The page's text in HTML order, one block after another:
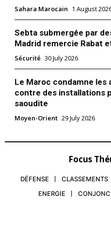
Sahara Marocain 1 August
Sebta submergée par
Madrid remercie Rabat
Sécurité 30 July 2026
Le Maroc condamne les
contre des installations
saoudite
Moyen-Orient 29 July 2026
Focus
DÉFENSE CLASSEMENTS
ENERGIE